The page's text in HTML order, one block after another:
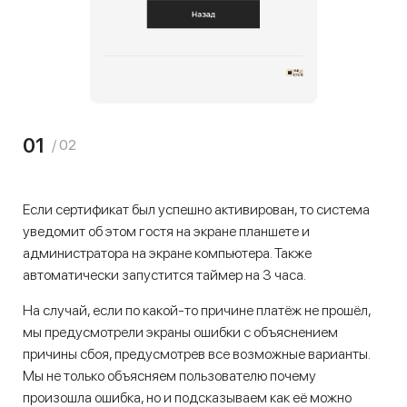
01 / 02
Если сертификат был успешно активирован, то система
уведомит об этом гостя на экране планшете и
администратора на экране компьютера. Также
автоматически запустится таймер на 3 часа.
На случай, если по какой-то причине платёж не прошёл,
мы предусмотрели экраны ошибки с объяснением
причины сбоя, предусмотрев все возможные варианты.
Мы не только объясняем пользователю почему
произошла ошибка, но и подсказываем как её можно